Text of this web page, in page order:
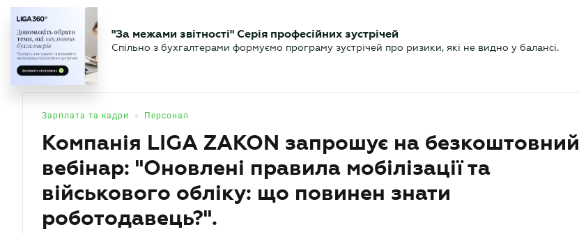
БУХГАЛТЕР Новини Аналітика Календар Актуально
"За межами звітності" Серія професійних зустрічей
Спільно з бухгалтерами формуємо програму зустрічей про ризики, які не видно у балансі.
Зарплата та кадри • Персонал
Компанія LIGA ZAKON запрошує на безкоштовний
вебінар: "Оновлені правила мобілізації та
військового обліку: що повинен знати
роботодавець?".